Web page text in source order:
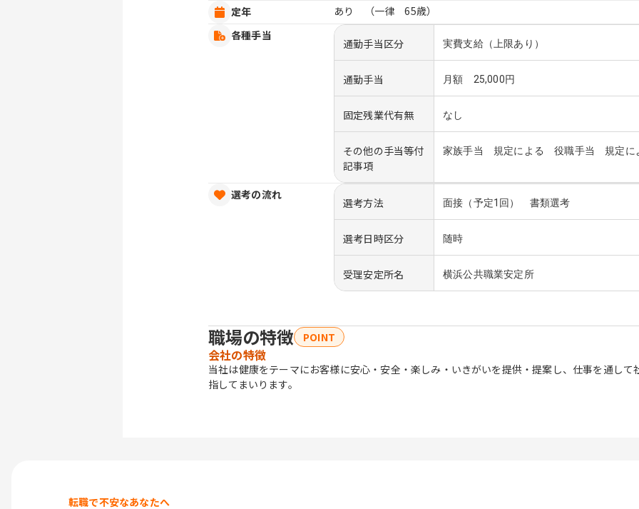
定年
あり （一律 65歳）
各種手当
通勤手当区分 実費支給（上限あり）
通勤手当 月額 25,000円
固定残業代有無 なし
その他の手当等付
記事項
家族手当 規定による 役職手当 規定に
選考の流れ
選考方法 面接（予定1回） 書類選考
選考日時区分 随時
受理安定所名 横浜公共職業安定所
職場の特徴 POINT
会社の特徴
当社は健康をテーマにお客様に安心・安全・楽しみ・いきがいを提供・提案し、仕事を通して
指してまいります。
転職で不安なあなたへ